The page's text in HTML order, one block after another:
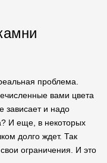
проблема.
вами цвета
зависает и надо
И еще, в некоторых
долго ждет. Так
ограничения. И это